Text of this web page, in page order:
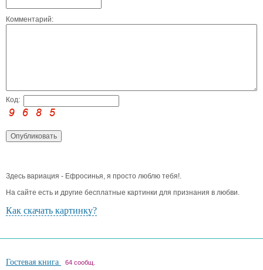
Комментарий:
Код:
Здесь вариация - Ефросинья, я просто люблю тебя!.
На сайте есть и другие бесплатные картинки для признания в любви.
Как скачать картинку?
Гостевая книга 64 сообщ.